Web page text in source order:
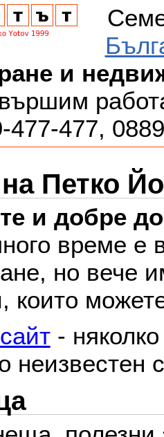
и
477-477,
Петко
и добре
време е
но вече
които
-
неизвестен